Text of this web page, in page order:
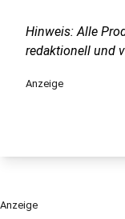
Hinweis: Alle
redaktionell und
Anzeige
Anzeige